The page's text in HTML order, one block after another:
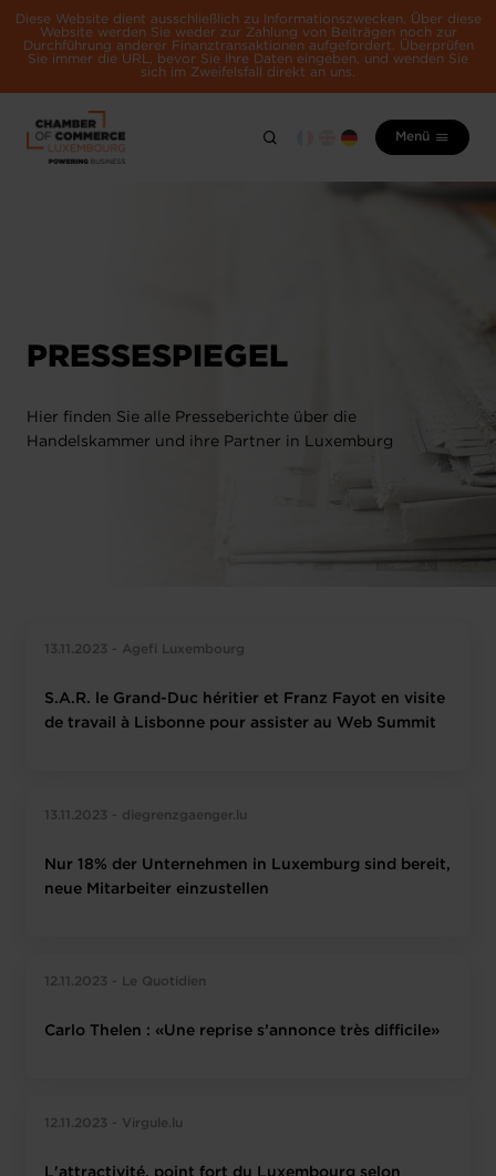
Diese Website dient ausschließlich zu Informationszwecken. Über diese
Website werden Sie weder zur Zahlung von Beiträgen noch zur
Durchführung anderer Finanztransaktionen aufgefordert. Überprüfen
Sie immer die URL, bevor Sie Ihre Daten eingeben, und wenden Sie
sich im Zweifelsfall direkt an uns.
Menü
PRESSESPIEGEL
Hier finden Sie alle Presseberichte über die
Handelskammer und ihre Partner in Luxemburg
13.11.2023 - Agefi Luxembourg
S.A.R. le Grand-Duc héritier et Franz Fayot en visite
de travail à Lisbonne pour assister au Web Summit
13.11.2023 - diegrenzgaenger.lu
Nur 18% der Unternehmen in Luxemburg sind bereit,
neue Mitarbeiter einzustellen
12.11.2023 - Le Quotidien
Carlo Thelen : «Une reprise s’annonce très difficile»
12.11.2023 - Virgule.lu
L'attractivité, point fort du Luxembourg selon